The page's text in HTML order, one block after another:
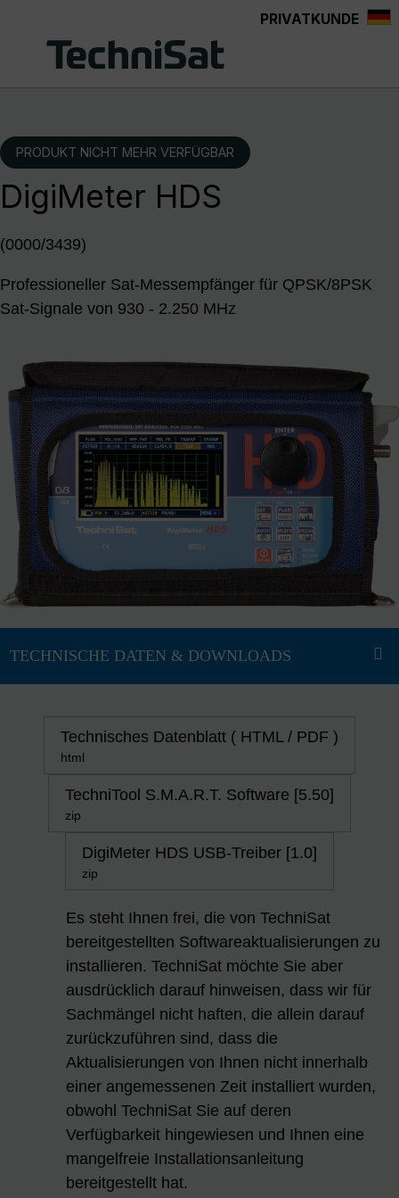
PRIVATKUNDE
PRODUKT NICHT MEHR VERFÜGBAR
DigiMeter HDS
(0000/3439)
Professioneller Sat-Messempfänger für QPSK/8PSK
Sat-Signale von 930 - 2.250 MHz
Technisches Datenblatt ( HTML / PDF )
html
TechniTool S.M.A.R.T. Software [5.50]
zip
DigiMeter HDS USB-Treiber [1.0]
zip
Es steht Ihnen frei, die von TechniSat
bereitgestellten Softwareaktualisierungen zu
installieren. TechniSat möchte Sie aber
ausdrücklich darauf hinweisen, dass wir für
Sachmängel nicht haften, die allein darauf
zurückzuführen sind, dass die
Aktualisierungen von Ihnen nicht innerhalb
einer angemessenen Zeit installiert wurden,
obwohl TechniSat Sie auf deren
Verfügbarkeit hingewiesen und Ihnen eine
mangelfreie Installationsanleitung
bereitgestellt hat.